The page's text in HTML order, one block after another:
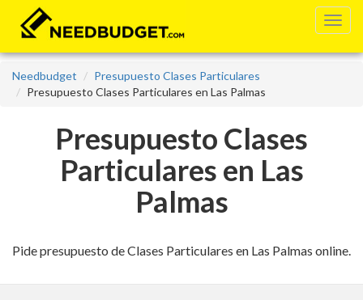
Needbudget
Presupuesto Clases Particulares
Presupuesto Clases Particulares en Las Palmas
Presupuesto Clases
Particulares en Las
Palmas
Pide presupuesto de Clases Particulares en Las Palmas online.